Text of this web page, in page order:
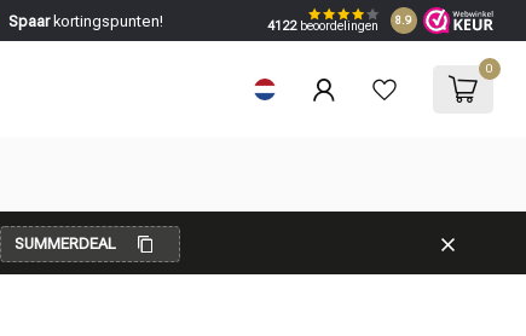
Spaarkortingspunten! 4122beoordelingen 8.9
0
SUMMERDEAL